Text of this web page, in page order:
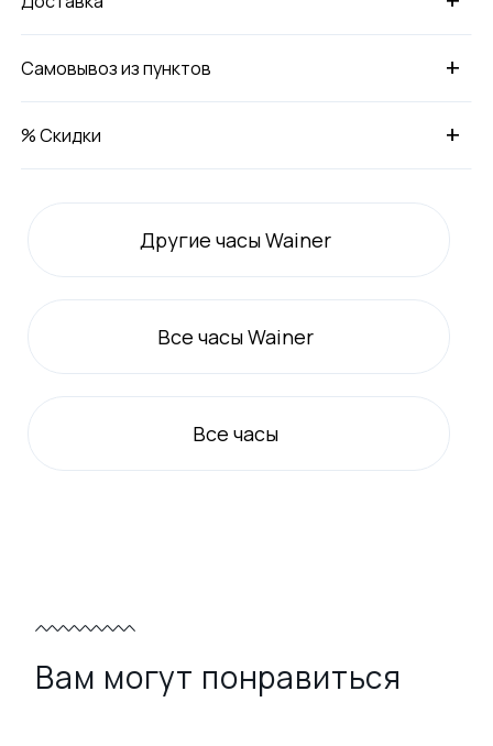
+
Самовывоз из пунктов
+
% Скидки
Другие часы Wainer
Всечасы Wainer
Всечасы
Вам могут понравиться